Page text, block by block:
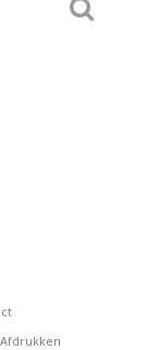
Afdrukken